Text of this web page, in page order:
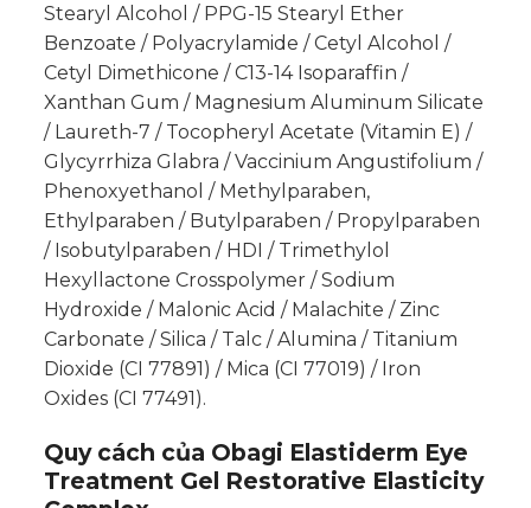
Stearyl Alcohol / PPG-15 Stearyl Ether
Benzoate / Polyacrylamide / Cetyl Alcohol /
Cetyl Dimethicone / C13-14 Isoparaffin /
Xanthan Gum / Magnesium Aluminum Silicate
/ Laureth-7 / Tocopheryl Acetate (Vitamin E) /
Glycyrrhiza Glabra / Vaccinium Angustifolium /
Phenoxyethanol / Methylparaben,
Ethylparaben / Butylparaben / Propylparaben
/ Isobutylparaben / HDI / Trimethylol
Hexyllactone Crosspolymer / Sodium
Hydroxide / Malonic Acid / Malachite / Zinc
Carbonate / Silica / Talc / Alumina / Titanium
Dioxide (CI 77891) / Mica (CI 77019) / Iron
Oxides (CI 77491).
Quy cách của Obagi Elastiderm Eye
Treatment Gel Restorative Elasticity